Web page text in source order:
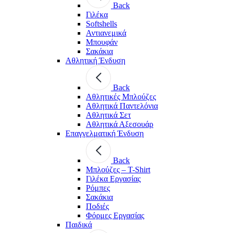
Back
Γιλέκα
Softshells
Αντιανεμικά
Μπουφάν
Σακάκια
Αθλητική Ένδυση
Back
Aθλητικές Μπλούζες
Αθλητικά Παντελόνια
Αθλητικά Σετ
Αθλητικά Αξεσουάρ
Επαγγελματική Ένδυση
Back
Μπλούζες – T-Shirt
Γιλέκα Εργασίας
Ρόμπες
Σακάκια
Ποδιές
Φόρμες Εργασίας
Παιδικά